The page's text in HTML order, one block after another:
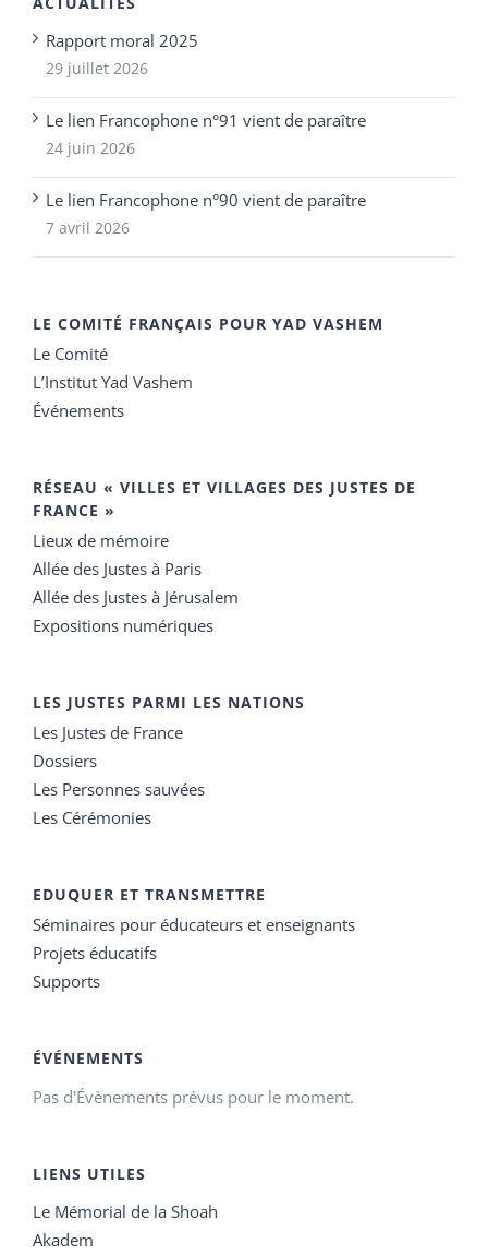
Rapport moral 2025
29 juillet 2026
Le lien Francophone n°91 vient de paraître
24 juin 2026
Le lien Francophone n°90 vient de paraître
7 avril 2026
LE COMITÉ FRANÇAIS POUR YAD VASHEM
Le Comité
L’Institut Yad Vashem
Événements
RÉSEAU « VILLES ET VILLAGES DES JUSTES DE
FRANCE »
Lieux de mémoire
Allée des Justes à Paris
Allée des Justes à Jérusalem
Expositions numériques
LES JUSTES PARMI LES NATIONS
Les Justes de France
Dossiers
Les Personnes sauvées
Les Cérémonies
EDUQUER ET TRANSMETTRE
Séminaires pour éducateurs et enseignants
Projets éducatifs
Supports
ÉVÉNEMENTS
Pas d'Évènements prévus pour le moment.
LIENS UTILES
Le Mémorial de la Shoah
Akadem